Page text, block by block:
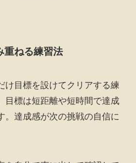
重ねる練習法
け目標を設けてクリアする練
目標は短距離や短時間で達成
。達成感が次の挑戦の自信に